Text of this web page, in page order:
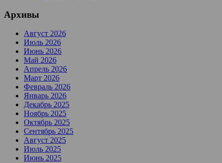
Архивы
Август 2026
Июль 2026
Июнь 2026
Май 2026
Апрель 2026
Март 2026
Февраль 2026
Январь 2026
Декабрь 2025
Ноябрь 2025
Октябрь 2025
Сентябрь 2025
Август 2025
Июль 2025
Июнь 2025